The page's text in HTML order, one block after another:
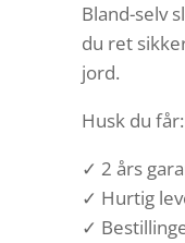
Bland-selv
du ret
jord.
Husk du får:
✓ 2 års
✓ Hurtig
✓